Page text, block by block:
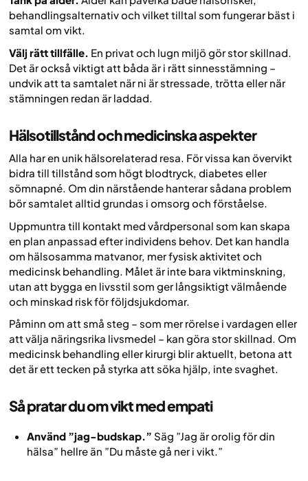
behandlingsalternativ och vilket tilltal som fungerar bäst i
samtal om vikt.
Välj rätt tillfälle. En privat och lugn miljö gör stor skillnad.
Det är också viktigt att båda är i rätt sinnesstämning –
undvik att ta samtalet när ni är stressade, trötta eller när
stämningen redan är laddad.
Hälsotillstånd och medicinska aspekter
Alla har en unik hälsorelaterad resa. För vissa kan övervikt
bidra till tillstånd som högt blodtryck, diabetes eller
sömnapné. Om din närstående hanterar sådana problem
bör samtalet alltid grundas i omsorg och förståelse.
Uppmuntra till kontakt med vårdpersonal som kan skapa
en plan anpassad efter individens behov. Det kan handla
om hälsosamma matvanor, mer fysisk aktivitet och
medicinsk behandling. Målet är inte bara viktminskning,
utan att bygga en livsstil som ger långsiktigt välmående
och minskad risk för följdsjukdomar.
Påminn om att små steg – som mer rörelse i vardagen eller
att välja näringsrika livsmedel – kan göra stor skillnad. Om
medicinsk behandling eller kirurgi blir aktuellt, betona att
det är ett tecken på styrka att söka hjälp, inte svaghet.
Så pratar du om vikt med empati
Använd ”jag-budskap.” Säg ”Jag är orolig för din
hälsa” hellre än ”Du måste gå ner i vikt.”